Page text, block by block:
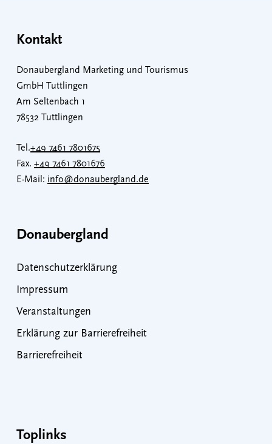
Kontakt
Donaubergland Marketing und Tourismus
GmbH Tuttlingen
Am Seltenbach 1
78532 Tuttlingen
Tel.+49 7461 7801675
Fax. +49 7461 7801676
E-Mail: info@donaubergland.de
Donaubergland
Datenschutzerklärung
Impressum
Veranstaltungen
Erklärung zur Barrierefreiheit
Barrierefreiheit
Toplinks